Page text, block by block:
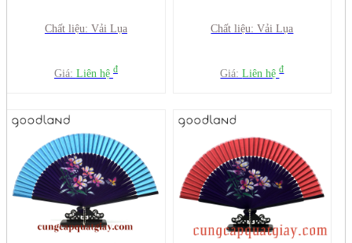
Chất liệu: Vải Lụa
Giá: Liên hệ đ
Chất liệu: Vải Lụa
Giá:Liên hệđ